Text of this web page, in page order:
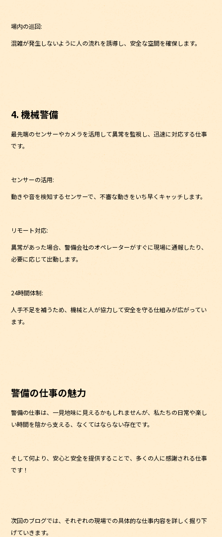
場内の巡回:
混雑が発生しないように人の流れを誘導し、安全な空間を確保します。
4. 機械警備
最先端のセンサーやカメラを活用して異常を監視し、迅速に対応する仕事
です。
センサーの活用:
動きや音を検知するセンサーで、不審な動きをいち早くキャッチします。
リモート対応:
異常があった場合、警備会社のオペレーターがすぐに現場に通報したり、
必要に応じて出動します。
24時間体制:
人手不足を補うため、機械と人が協力して安全を守る仕組みが広がってい
ます。
警備の仕事の魅力
警備の仕事は、一見地味に見えるかもしれませんが、私たちの日常や楽し
い時間を陰から支える、なくてはならない存在です。
そして何より、安心と安全を提供することで、多くの人に感謝される仕事
です！
次回のブログでは、それぞれの現場での具体的な仕事内容を詳しく掘り下
げていきます。